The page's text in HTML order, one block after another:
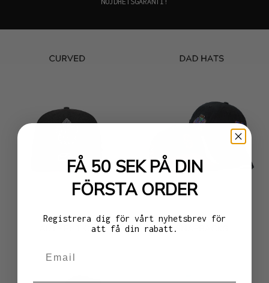
FÅ 50 SEK PÅ DIN
FÖRSTA ORDER
Registrera dig för vårt nyhetsbrev för
att få din rabatt.